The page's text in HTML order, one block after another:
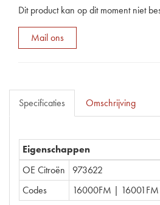
Dit product kan op dit moment niet
Mail ons
Specificaties Omschrijving
Eigenschappen
OE Citroën
973622
Codes
16000FM |